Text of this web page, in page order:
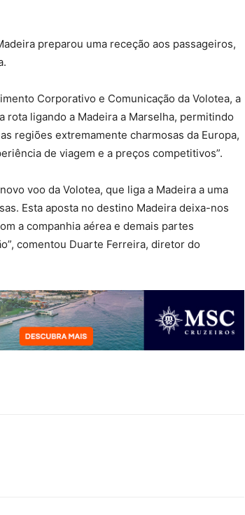
preparou uma receção aos passageiros,
Corporativo e Comunicação da Volotea, a
rota ligando a Madeira a Marselha, permitindo
regiões extremamente charmosas da Europa,
de viagem e a preços competitivos”.
voo da Volotea, que liga a Madeira a uma
Esta aposta no destino Madeira deixa-nos
a companhia aérea e demais partes
comentou Duarte Ferreira, diretor do